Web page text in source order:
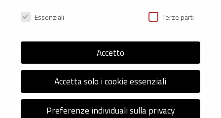
© 2026 Nexus ER - Tutti i diritti riservati - Codice fiscale:
92036270376 -Informativa sui CookieePrivacy Policy
Preferenze Privacy
Essenziali Terze parti
Accetto
Accetta solo i cookie essenziali
Preferenze individuali sulla privacy